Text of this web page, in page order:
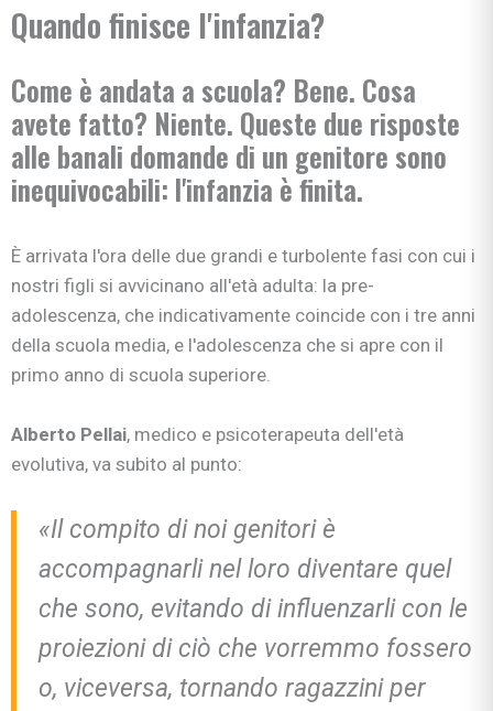
Quando finisce l'infanzia?
Come è andata a scuola? Bene. Cosa
avete fatto? Niente. Queste due risposte
alle banali domande di un genitore sono
inequivocabili: l'infanzia è finita.
È arrivata l'ora delle due grandi e turbolente fasi con cui i
nostri figli si avvicinano all'età adulta: la pre-
adolescenza, che indicativamente coincide con i tre anni
della scuola media, e l'adolescenza che si apre con il
primo anno di scuola superiore.
Alberto Pellai, medico e psicoterapeuta dell'età
evolutiva, va subito al punto:
«Il compito di noi genitori è
accompagnarli nel loro diventare quel
che sono, evitando di influenzarli con le
proiezioni di ciò che vorremmo fossero
o, viceversa, tornando ragazzini per